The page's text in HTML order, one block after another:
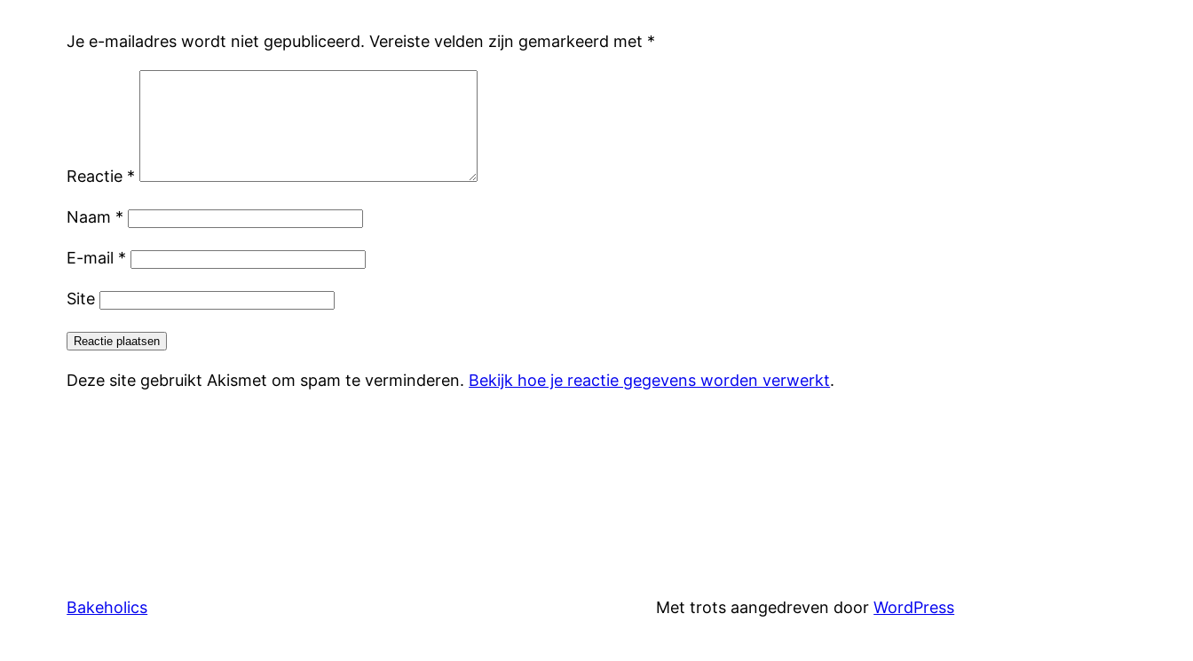
Je e-mailadres wordt niet gepubliceerd. Vereiste velden zijn gemarkeerd met *
Reactie *
Naam *
E-mail *
Site
Deze site gebruikt Akismet om spam te verminderen. Bekijk hoe je reactie gegevens worden verwerkt.
Bakeholics Met trots aangedreven doorWordPress